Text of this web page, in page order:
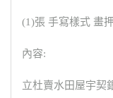
(1)張 手寫樣式 畫
內容:
立杜賣水田屋宇契